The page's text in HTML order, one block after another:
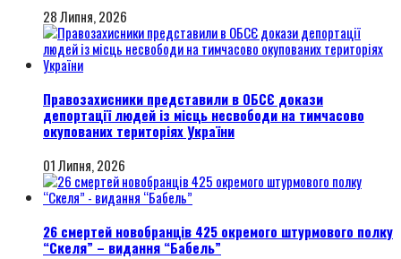
28 Липня, 2026
Правозахисники представили в ОБСЄ докази
депортації людей із місць несвободи на тимчасово
окупованих територіях України
01 Липня, 2026
26 смертей новобранців 425 окремого штурмового полку
“Скеля” – видання “Бабель”